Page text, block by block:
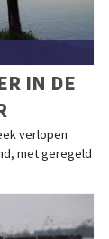
IN DE
verlopen
met geregeld